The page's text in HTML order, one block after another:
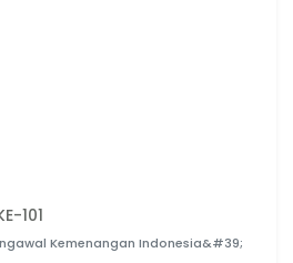
101
Kemenangan Indonesia&#39;